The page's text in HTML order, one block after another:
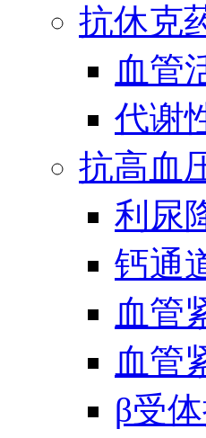
抗休克
血管
代谢
抗高血
利尿
钙通
血管
血管
β受